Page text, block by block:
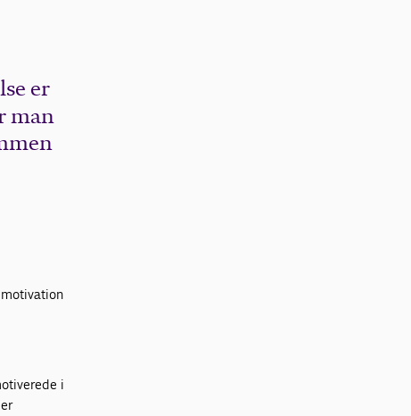
er
man
i